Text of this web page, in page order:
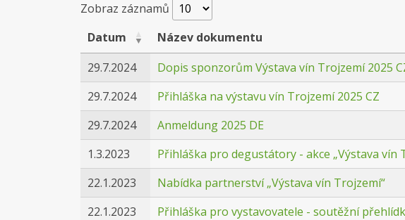
Zobraz záznamů
Datum
Název dokumentu
29.7.2024
Dopis sponzorům Výstava vín Trojzemí 2025
29.7.2024
Přihláška na výstavu vín Trojzemí 2025 CZ
29.7.2024
Anmeldung 2025 DE
1.3.2023
Přihláška pro degustátory - akce „Výstava vín
22.1.2023
Nabídka partnerství „Výstava vín Trojzemí“
22.1.2023
Přihláška pro vystavovatele - soutěžní